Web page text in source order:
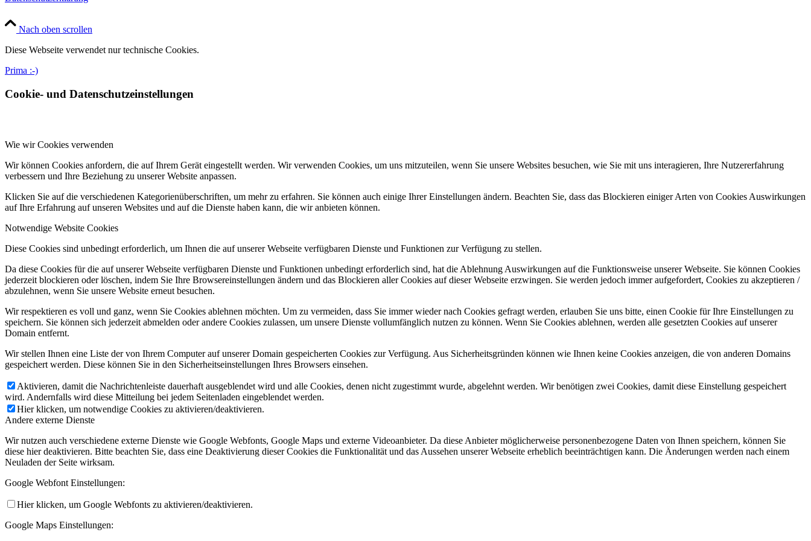
Nach oben scrollen
Diese Webseite verwendet nur technische Cookies.
Prima :-)
Cookie- und Datenschutzeinstellungen
Wie wir Cookies verwenden
Wir können Cookies anfordern, die auf Ihrem Gerät eingestellt werden. Wir verwenden Cookies, um uns mitzuteilen, wenn Sie unsere Websites besuchen, wie Sie mit uns interagieren, Ihre Nutzererfahrung
verbessern und Ihre Beziehung zu unserer Website anpassen.
Klicken Sie auf die verschiedenen Kategorienüberschriften, um mehr zu erfahren. Sie können auch einige Ihrer Einstellungen ändern. Beachten Sie, dass das Blockieren einiger Arten von Cookies Auswirkungen
auf Ihre Erfahrung auf unseren Websites und auf die Dienste haben kann, die wir anbieten können.
Notwendige Website Cookies
Diese Cookies sind unbedingt erforderlich, um Ihnen die auf unserer Webseite verfügbaren Dienste und Funktionen zur Verfügung zu stellen.
Da diese Cookies für die auf unserer Webseite verfügbaren Dienste und Funktionen unbedingt erforderlich sind, hat die Ablehnung Auswirkungen auf die Funktionsweise unserer Webseite. Sie können Cookies
jederzeit blockieren oder löschen, indem Sie Ihre Browsereinstellungen ändern und das Blockieren aller Cookies auf dieser Webseite erzwingen. Sie werden jedoch immer aufgefordert, Cookies zu akzeptieren /
abzulehnen, wenn Sie unsere Website erneut besuchen.
Wir respektieren es voll und ganz, wenn Sie Cookies ablehnen möchten. Um zu vermeiden, dass Sie immer wieder nach Cookies gefragt werden, erlauben Sie uns bitte, einen Cookie für Ihre Einstellungen zu
speichern. Sie können sich jederzeit abmelden oder andere Cookies zulassen, um unsere Dienste vollumfänglich nutzen zu können. Wenn Sie Cookies ablehnen, werden alle gesetzten Cookies auf unserer
Domain entfernt.
Wir stellen Ihnen eine Liste der von Ihrem Computer auf unserer Domain gespeicherten Cookies zur Verfügung. Aus Sicherheitsgründen können wie Ihnen keine Cookies anzeigen, die von anderen Domains
gespeichert werden. Diese können Sie in den Sicherheitseinstellungen Ihres Browsers einsehen.
Aktivieren, damit die Nachrichtenleiste dauerhaft ausgeblendet wird und alle Cookies, denen nicht zugestimmt wurde, abgelehnt werden. Wir benötigen zwei Cookies, damit diese Einstellung gespeichert
wird. Andernfalls wird diese Mitteilung bei jedem Seitenladen eingeblendet werden.
Hier klicken, um notwendige Cookies zu aktivieren/deaktivieren.
Andere externe Dienste
Wir nutzen auch verschiedene externe Dienste wie Google Webfonts, Google Maps und externe Videoanbieter. Da diese Anbieter möglicherweise personenbezogene Daten von Ihnen speichern, können Sie
diese hier deaktivieren. Bitte beachten Sie, dass eine Deaktivierung dieser Cookies die Funktionalität und das Aussehen unserer Webseite erheblich beeinträchtigen kann. Die Änderungen werden nach einem
Neuladen der Seite wirksam.
Google Webfont Einstellungen:
Hier klicken, um Google Webfonts zu aktivieren/deaktivieren.
Google Maps Einstellungen: